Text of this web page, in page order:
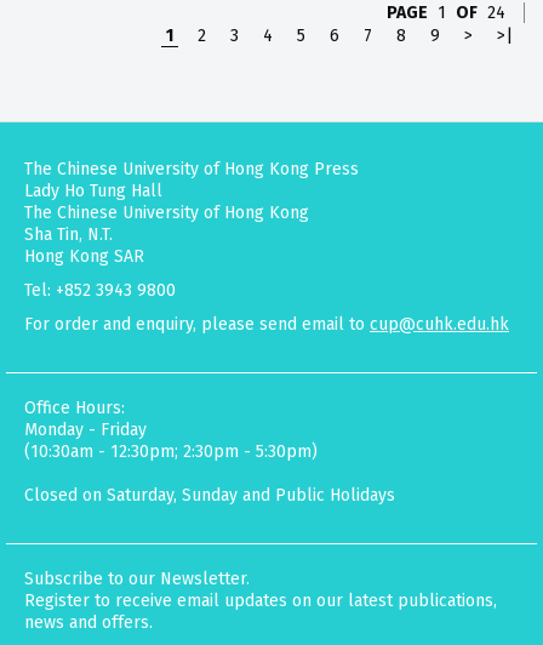
PAGE 1 OF 24
1
2 3 4 5 6 7 8 9 > >|
The Chinese University of Hong Kong Press
Lady Ho Tung Hall
The Chinese University of Hong Kong
Sha Tin, N.T.
Hong Kong SAR
Tel: +852 3943 9800
For order and enquiry, please send email to cup@cuhk.edu.hk
Office Hours:
Monday - Friday
(10:30am - 12:30pm; 2:30pm - 5:30pm)
Closed on Saturday, Sunday and Public Holidays
Subscribe to our Newsletter.
Register to receive email updates on our latest publications,
news and offers.